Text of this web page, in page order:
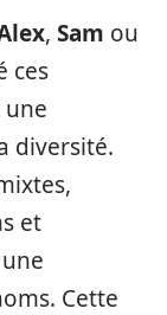
, Sam ou
ces
diversité.
et
Cette